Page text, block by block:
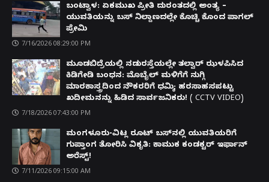
ಬಂಟ್ವಾಳ: ಏಕಮುಖ ಪ್ರೀತಿ ದುರಂತದಲ್ಲಿ ಅಂತ್ಯ –
ಯುವತಿಯನ್ನು ಬಸ್ ನಿಲ್ದಾಣದಲ್ಲೇ ಕೊಚ್ಚಿ ಕೊಂದ ಪಾಗಲ್
ಪ್ರೇಮಿ
7/16/2026 08:29:00 PM
ಮೂಡಬಿದ್ರೆಯಲ್ಲಿ ನಡುರಸ್ತೆಯಲ್ಲೇ ತಲ್ವಾರ್ ಝಳಪಿಸಿದ
ಕಿಡಿಗೇಡಿ ಬಂಧನ: ಮೊಬೈಲ್ ಮಳಿಗೆಗೆ ನುಗ್ಗಿ
ಮಾರಕಾಸ್ತ್ರದಿಂದ ನೌಕರರಿಗೆ ಧಮ್ಕಿ; ಹರಸಾಹಸಪಟ್ಟು
ಖದೀಮನನ್ನು ಹಿಡಿದ ಸಾರ್ವಜನಿಕರು! ( CCTV VIDEO)
7/18/2026 07:43:00 PM
ಮಂಗಳೂರು-ವಿಟ್ಲ ರೂಟ್ ಬಸ್‌ನಲ್ಲಿ ಯುವತಿಯರಿಗೆ
ಗುಪ್ತಾಂಗ ತೋರಿಸಿ ವಿಕೃತಿ: ಕಾಮುಕ ಕಂಡಕ್ಟರ್ ಇರ್ಫಾನ್
ಅರೆಸ್ಟ್!
7/11/2026 09:15:00 AM